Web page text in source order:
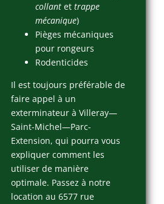
collant ettrappe
mécanique)
Pièges mécaniques
pour rongeurs
Rodenticides
Il est toujours préférable de
faire appel à un
exterminateur à Villeray—
Saint-Michel—Parc-
Extension, qui pourra vous
expliquer comment les
utiliser de manière
optimale. Passez à notre
location au 6577 rue